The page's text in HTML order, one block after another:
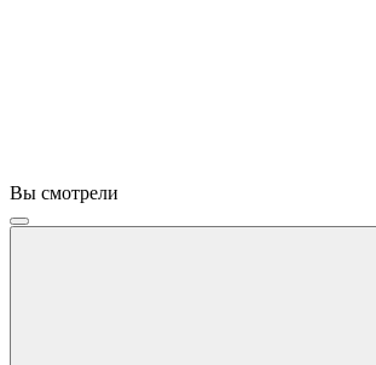
Вы смотрели